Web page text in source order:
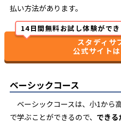
払い方法があります。
14日間無料お試し体験ができ
スタディサ
公式サイト
ベーシックコース
ベーシックコースは、小1から
で学ぶことができるので、 できる